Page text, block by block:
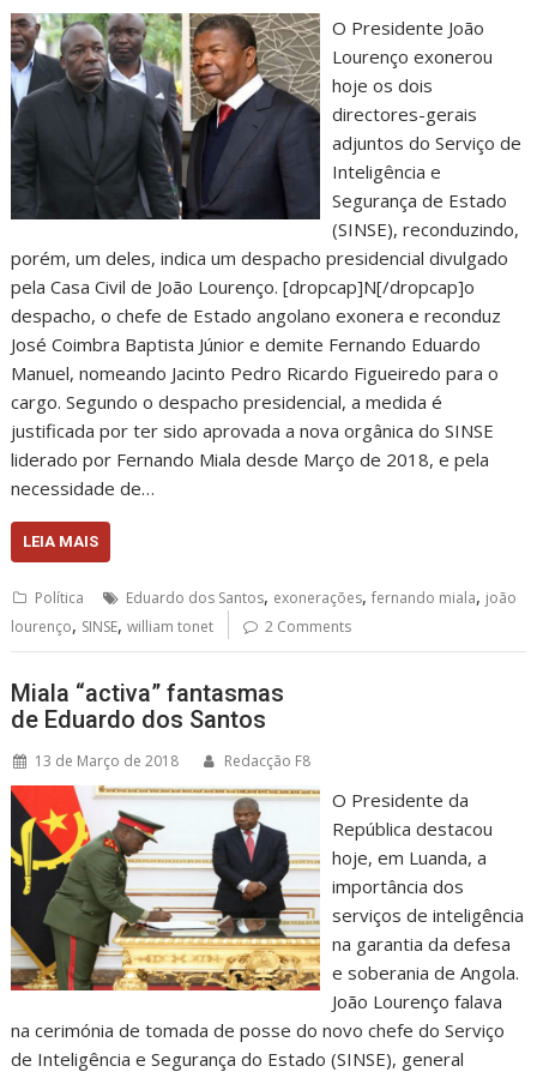
O Presidente João
Lourenço exonerou
hoje os dois
directores-gerais
adjuntos do Serviço de
Inteligência e
Segurança de Estado
(SINSE), reconduzindo,
porém, um deles, indica um despacho presidencial divulgado
pela Casa Civil de João Lourenço. [dropcap]N[/dropcap]o
despacho, o chefe de Estado angolano exonera e reconduz
José Coimbra Baptista Júnior e demite Fernando Eduardo
Manuel, nomeando Jacinto Pedro Ricardo Figueiredo para o
cargo. Segundo o despacho presidencial, a medida é
justificada por ter sido aprovada a nova orgânica do SINSE
liderado por Fernando Miala desde Março de 2018, e pela
necessidade de…
LEIA MAIS
Política Eduardo dos Santos, exonerações,fernando miala, joão
lourenço, SINSE,william tonet 2 Comments
Miala “activa” fantasmas
de Eduardo dos Santos
13 de Março de 2018 Redacção F8
O Presidente da
República destacou
hoje, em Luanda, a
importância dos
serviços de inteligência
na garantia da defesa
e soberania de Angola.
João Lourenço falava
na cerimónia de tomada de posse do novo chefe do Serviço
de Inteligência e Segurança do Estado (SINSE), general